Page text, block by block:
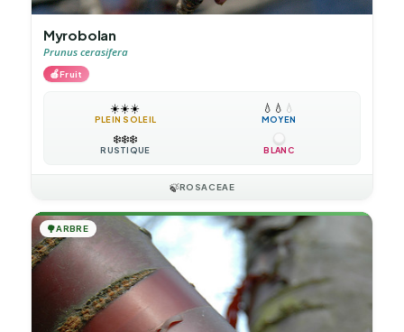
Myrobolan
Prunus cerasifera
🍎Fruit
☀️☀️☀️
PLEIN SOLEIL
💧 💧 💧
MOYEN
❄️❄️❄️
RUSTIQUE BLANC
🍃ROSACEAE
🌳ARBRE